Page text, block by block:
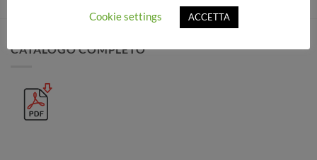
CATALOGO COMPLETO
Cookie settings ACCETTA